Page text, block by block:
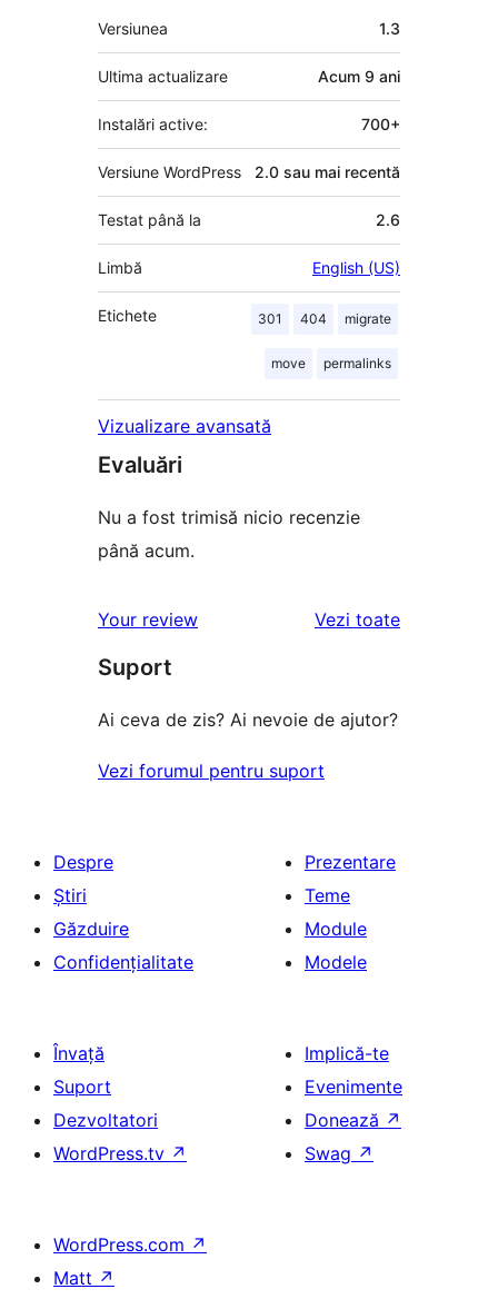
Meta
Versiunea 1.3
Ultima actualizare Acum 9 ani
Instalări active: 700+
Versiune WordPress 2.0 sau mai recentă
Testat până la 2.6
Limbă English (US)
Etichete 301 404 migrate
move permalinks
Vizualizare avansată
Evaluări
Nu a fost trimisă nicio recenzie
până acum.
Your review Vezi toaterecenziile
Suport
Ai ceva de zis? Ai nevoie de ajutor?
Vezi forumul pentru suport
Despre
Știri
Găzduire
Confidențialitate
Prezentare
Teme
Module
Modele
Învață
Suport
Dezvoltatori
WordPress.tv ↗
Implică-te
Evenimente
Donează ↗
Swag ↗
WordPress.com ↗
Matt ↗